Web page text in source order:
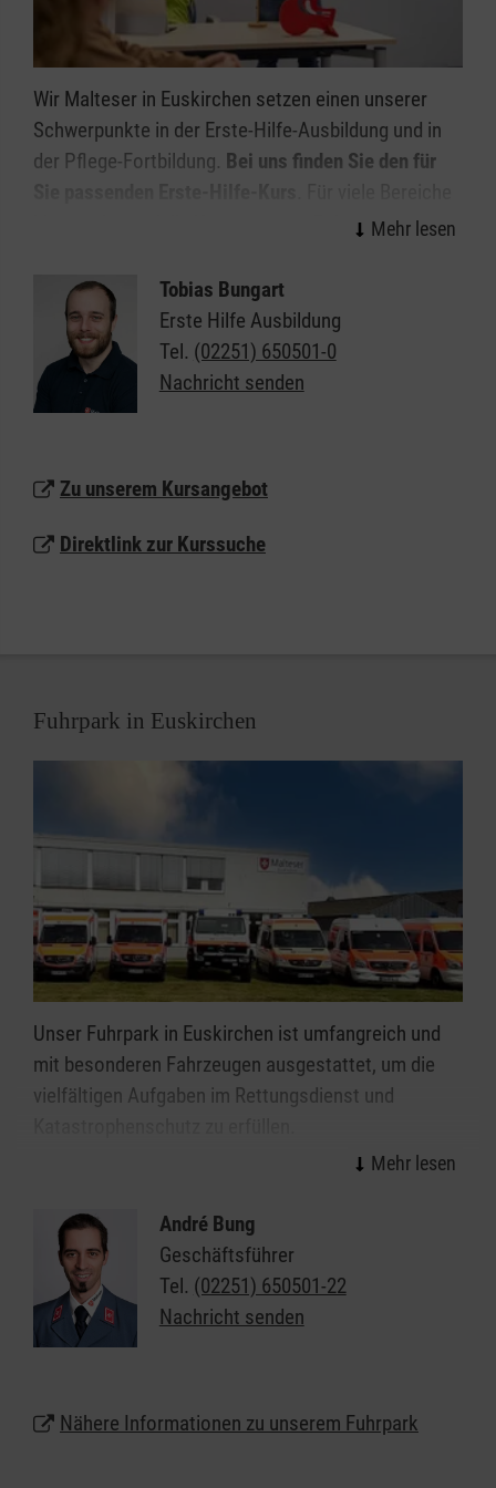
Wir Malteser in Euskirchen setzen einen unserer
Schwerpunkte in der Erste-Hilfe-Ausbildung und in
der Pflege-Fortbildung. Bei uns finden Sie den für
bieten wir spezielle Kurse an, zum Beispiel zu den
und immer aktuell.
Gerne beraten wir Sie auch bei der Auswahl eines
Kurses: Wenn Sie einen individuellen Kurs für Ihre
speziellen Bedürfnisse möchten, melden Sie sich
Für betriebliche Ersthelfer besteht die Möglichkeit
Berufsgenossenschaft bzw. Unfallkasse. Bitte
Tobias Bungart
Erste Hilfe Ausbildung
Tel. (02251) 650501-0
Nachricht senden
Zu unserem Kursangebot
Direktlink zur Kurssuche
Fuhrpark in Euskirchen
Unser Fuhrpark in Euskirchen ist umfangreich und
mit besonderen Fahrzeugen ausgestattet, um die
vielfältigen Aufgaben im Rettungsdienst und
Die Malteser in Euskirchen
verfügen über zwei Intensivtransportfahrzeuge und
zwei Rettungswagen für schwergewichtige
Patienten. Ein besonderer Rettungswagen (RTW) ist
zudem ein Rettungswagen auf einem Unimog
Fahrgestell. Dieser Gelände RTW ist sowohl im
den Rettungsdienst des Kreises Euskirchen stellen
André Bung
Geschäftsführer
Tel. (02251) 650501-22
Nachricht senden
Nähere Informationen zu unserem Fuhrpark